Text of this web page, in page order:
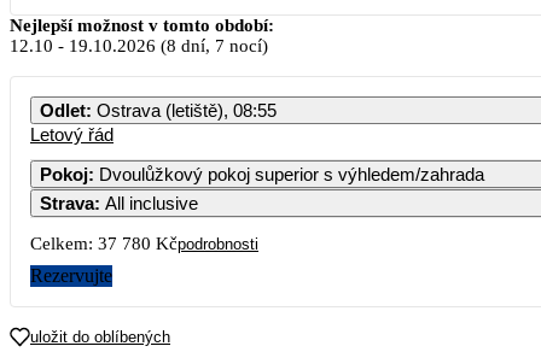
Říjen
PO ÚT ST ČT
20 490
Nejlepší možnost v tomto období:
12.10 - 19.10.2026 (8 dní, 7 nocí)
Odlet: Ostrava (letiště), 08:55
Letový řád
Pokoj: Dvoulůžkový pokoj superior s výhledem/zahrada
Strava: All inclusive
Celkem: 37 780 Kčpodrobnosti
Rezervujte
uložit do oblíbených